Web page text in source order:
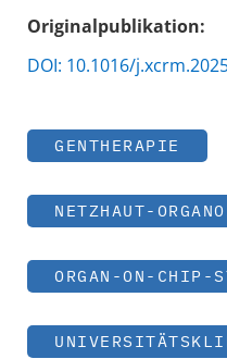
Originalpublikation:
DOI: 10.1016/
GENTHERAPIE
NETZHAUT-
ORGAN-ON-CHIP-